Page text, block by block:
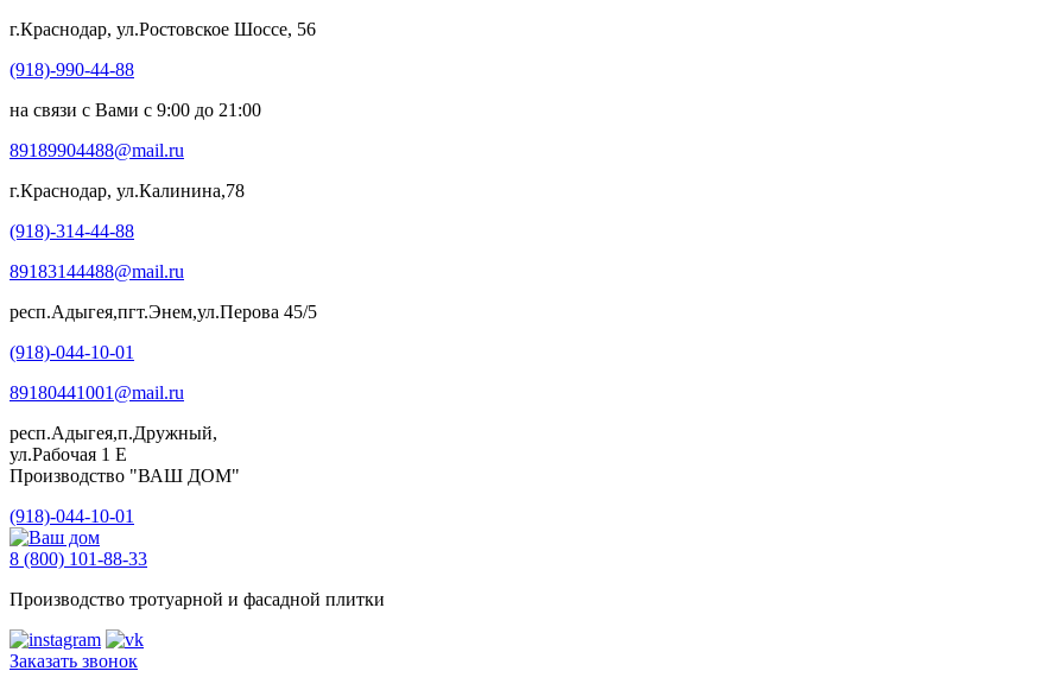
г.Краснодар, ул.Ростовское Шоссе, 56
(918)-990-44-88
на связи с Вами с 9:00 до 21:00
89189904488@mail.ru
г.Краснодар, ул.Калинина,78
(918)-314-44-88
89183144488@mail.ru
респ.Адыгея,пгт.Энем,ул.Перова 45/5
(918)-044-10-01
89180441001@mail.ru
респ.Адыгея,п.Дружный,
ул.Рабочая 1 Е
Производство "ВАШ ДОМ"
(918)-044-10-01
8 (800) 101-88-33
Производство тротуарной и фасадной плитки
Заказать звонок